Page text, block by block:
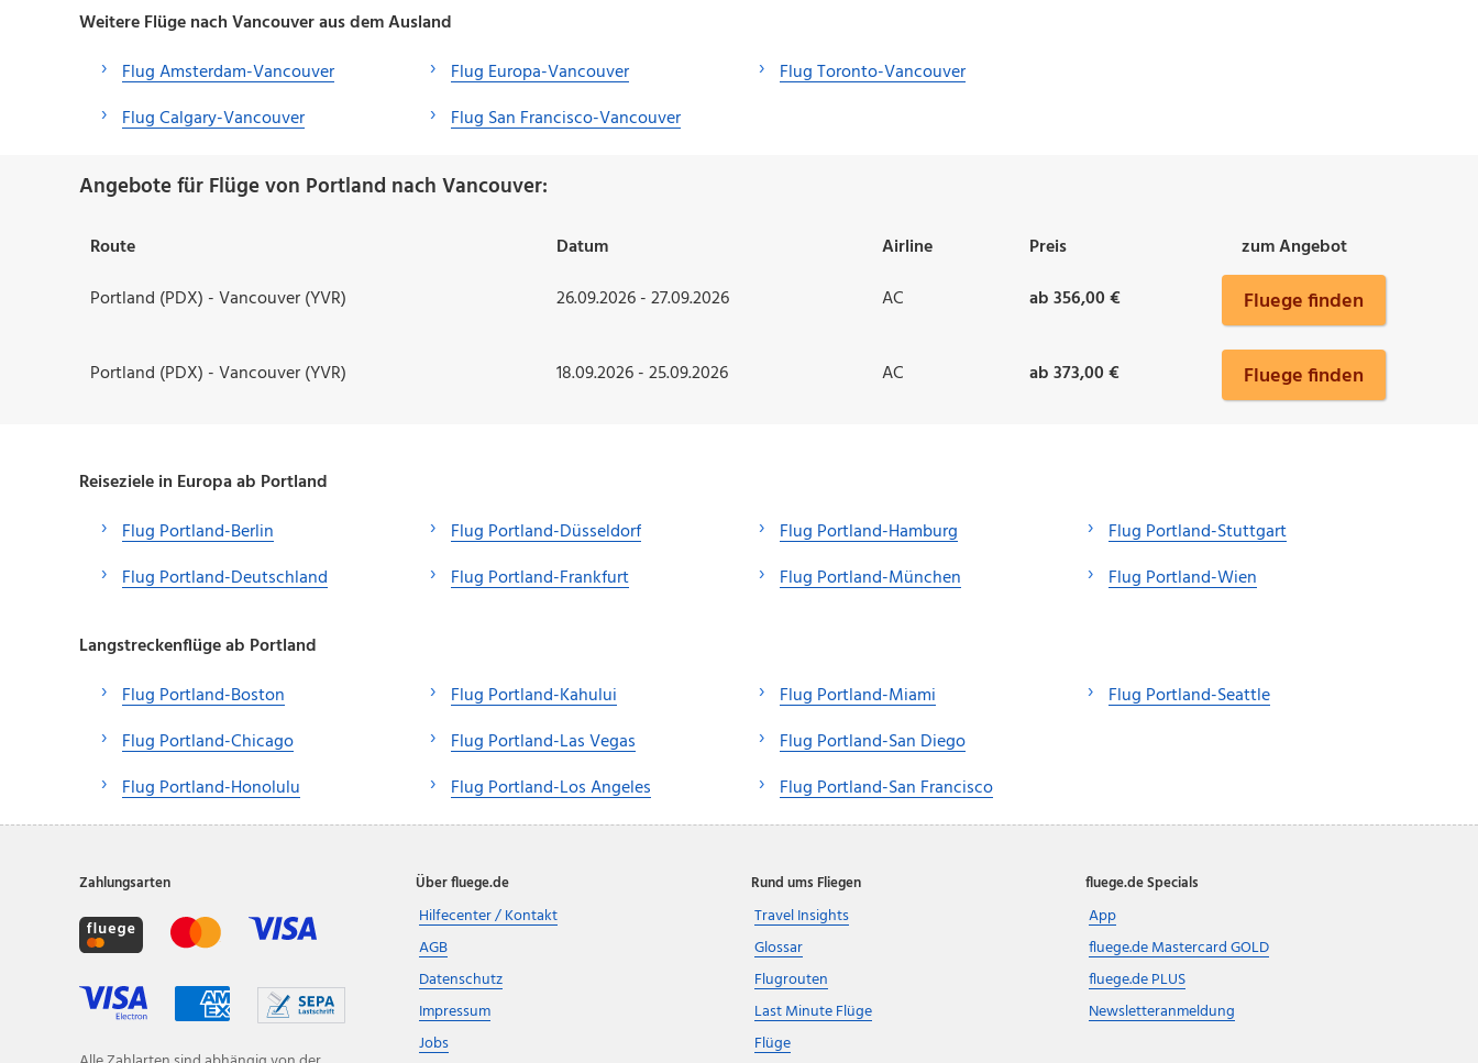
Weitere Flüge nach Vancouver aus dem Ausland
Flug Amsterdam-Vancouver
Flug Calgary-Vancouver
Flug Europa-Vancouver
Flug San Francisco-Vancouver
Flug Toronto-Vancouver
Angebote für Flüge von Portland nach Vancouver:
Route Datum Airline Preis
zum Angebot
Portland (PDX) - Vancouver (YVR)
26.09.2026 - 27.09.2026 AC ab 356,00 € Fluege finden
Portland (PDX) - Vancouver (YVR) 18.09.2026 - 25.09.2026 AC ab 373,00 € Fluege finden
Reiseziele in Europa ab Portland
Flug Portland-Berlin
Flug Portland-Deutschland
Flug Portland-Düsseldorf
Flug Portland-Frankfurt
Flug Portland-Hamburg
Flug Portland-München
Flug Portland-Stuttgart
Flug Portland-Wien
Langstreckenflüge ab Portland
Flug Portland-Boston
Flug Portland-Chicago
Flug Portland-Honolulu
Flug Portland-Kahului
Flug Portland-Las Vegas
Flug Portland-Los Angeles
Flug Portland-Miami
Flug Portland-San Diego
Flug Portland-San Francisco
Flug Portland-Seattle